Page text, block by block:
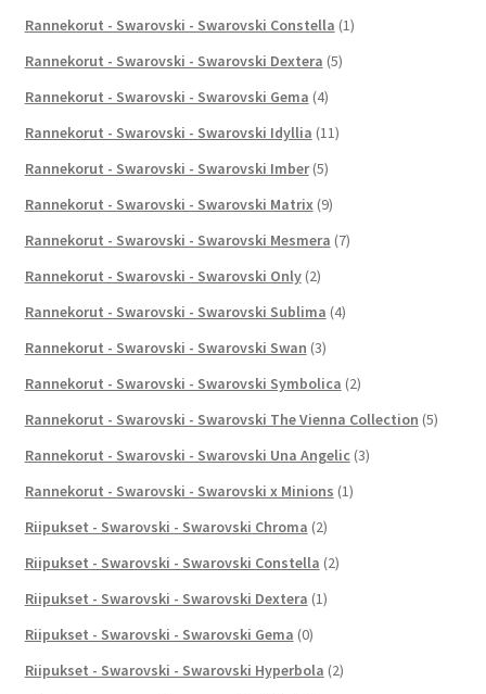
Rannekorut - Swarovski - Swarovski Constella (1)
Rannekorut - Swarovski - Swarovski Dextera (5)
Rannekorut - Swarovski - Swarovski Gema (4)
Rannekorut - Swarovski - Swarovski Idyllia (11)
Rannekorut - Swarovski - Swarovski Imber (5)
Rannekorut - Swarovski - Swarovski Matrix (9)
Rannekorut - Swarovski - Swarovski Mesmera (7)
Rannekorut - Swarovski - Swarovski Only (2)
Rannekorut - Swarovski - Swarovski Sublima (4)
Rannekorut - Swarovski - Swarovski Swan (3)
Rannekorut - Swarovski - Swarovski Symbolica (2)
Rannekorut - Swarovski - Swarovski The Vienna Collection (5)
Rannekorut - Swarovski - Swarovski Una Angelic (3)
Rannekorut - Swarovski - Swarovski x Minions (1)
Riipukset - Swarovski - Swarovski Chroma (2)
Riipukset - Swarovski - Swarovski Constella (2)
Riipukset - Swarovski - Swarovski Dextera (1)
Riipukset - Swarovski - Swarovski Gema (0)
Riipukset - Swarovski - Swarovski Hyperbola (2)